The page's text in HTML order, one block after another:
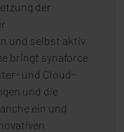
der
und selbst aktiv
bringt synaforce
und Cloud-
und die
ein und